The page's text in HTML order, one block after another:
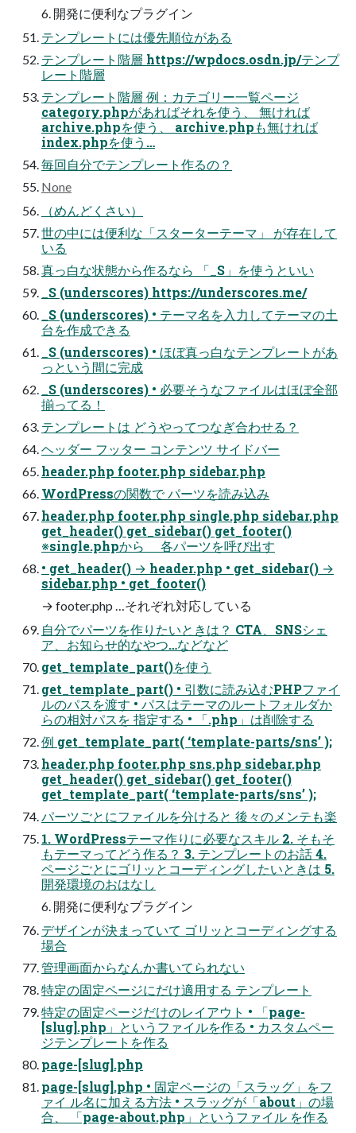
6. 開発に便利なプラグイン
テンプレートには優先順位がある
テンプレート階層 https://wpdocs.osdn.jp/テンプ
レート階層
テンプレート階層 例：カテゴリー一覧ページ
category.phpがあればそれを使う、 無ければ
archive.phpを使う、 archive.phpも無ければ
index.phpを使う…
毎回自分でテンプレート作るの？
None
（めんどくさい）
世の中には便利な「スターターテーマ」 が存在して
いる
真っ白な状態から作るなら 「_S」を使うといい
_S (underscores) https://underscores.me/
_S (underscores) • テーマ名を入力してテーマの土
台を作成できる
_S (underscores) • ほぼ真っ白なテンプレートがあ
っという間に完成
_S (underscores) • 必要そうなファイルはほぼ全部
揃ってる！
テンプレートは どうやってつなぎ合わせる？
ヘッダー フッター コンテンツ サイドバー
header.php footer.php sidebar.php
WordPressの関数で パーツを読み込み
header.php footer.php single.php sidebar.php
get_header() get_sidebar() get_footer()
※single.phpから 各パーツを呼び出す
• get_header() → header.php • get_sidebar() →
sidebar.php • get_footer()
→ footer.php …それぞれ対応している
自分でパーツを作りたいときは？ CTA、SNSシェ
ア、お知らせ的なやつ…などなど
get_template_part()を使う
get_template_part() • 引数に読み込むPHPファイ
ルのパスを渡す • パスはテーマのルートフォルダか
らの相対パスを 指定する • 「.php」は削除する
例 get_template_part( ‘template-parts/sns’ );
header.php footer.php sns.php sidebar.php
get_header() get_sidebar() get_footer()
get_template_part( ‘template-parts/sns’ );
パーツごとにファイルを分けると 後々のメンテも楽
1. WordPressテーマ作りに必要なスキル 2. そもそ
もテーマってどう作る？ 3. テンプレートのお話 4.
ページごとにゴリッとコーディングしたいときは 5.
開発環境のおはなし
6. 開発に便利なプラグイン
デザインが決まっていて ゴリッとコーディングする
場合
管理画面からなんか書いてられない
特定の固定ページにだけ適用する テンプレート
特定の固定ページだけのレイアウト • 「page-
[slug].php」というファイルを作る • カスタムペー
ジテンプレートを作る
page-[slug].php
page-[slug].php • 固定ページの「スラッグ」をフ
ァイ ル名に加える方法 • スラッグが「about」の場
合、 「page-about.php」というファイル を作る